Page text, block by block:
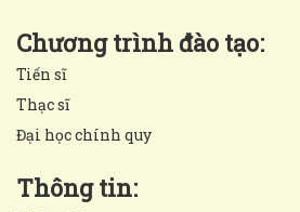
Chương trình đào tạo:
Tiến sĩ
Thạc sĩ
Đại học chính quy
Thông tin: